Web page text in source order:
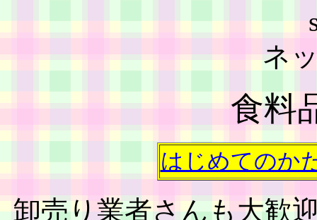
ネ
食料
はじめてのか
卸売り業者さんも大歓